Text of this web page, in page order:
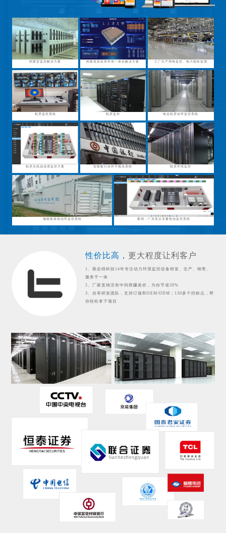
档案室监控解决方案 档案馆及机房环境一体化解决方案 工厂生产用电监控、电力能耗监测
机房监控系统 机房监控 电信机房动环监控系统
机房无线温湿度监控方案 智能银行动环可视化系统 机房环境监控
储能集装箱动环监控系统 案例：广东某企业蓄电池监控系统
性价比高， 更大程度让利客户
1、斯必得科技14年专注动力环境监控设备研发、生产、销售、
服务于一体
2、厂家直销没有中间商赚差价，为你节省30%
3、自有研发团队，支持订做和OEM/ODM；130多个控标点，帮
你轻松拿下项目